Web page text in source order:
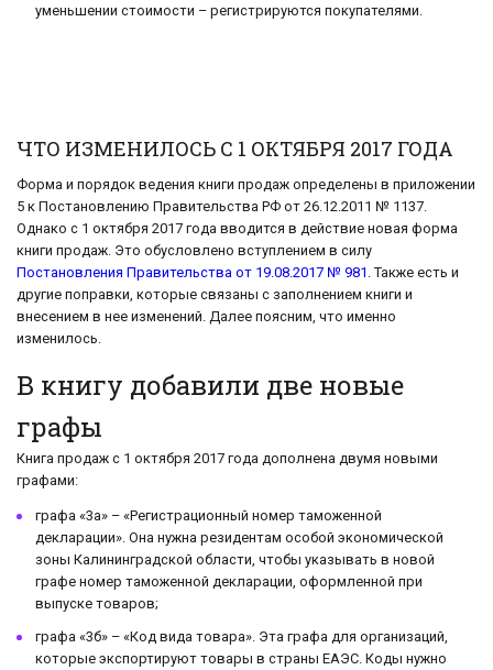
уменьшении стоимости – регистрируются покупателями.
ЧТО ИЗМЕНИЛОСЬ С 1 ОКТЯБРЯ 2017 ГОДА
Форма и порядок ведения книги продаж определены в приложении
5 к Постановлению Правительства РФ от 26.12.2011 № 1137.
Однако с 1 октября 2017 года вводится в действие новая форма
книги продаж. Это обусловлено вступлением в силу
Постановления Правительства от 19.08.2017 № 981 . Также есть и
другие поправки, которые связаны с заполнением книги и
внесением в нее изменений. Далее поясним, что именно
изменилось.
В книгу добавили две новые
графы
Книга продаж с 1 октября 2017 года дополнена двумя новыми
графами:
графа «3а» – «Регистрационный номер таможенной
декларации». Она нужна резидентам особой экономической
зоны Калининградской области, чтобы указывать в новой
графе номер таможенной декларации, оформленной при
выпуске товаров;
графа «3б» – «Код вида товара». Эта графа для организаций,
которые экспортируют товары в страны ЕАЭС. Коды нужно